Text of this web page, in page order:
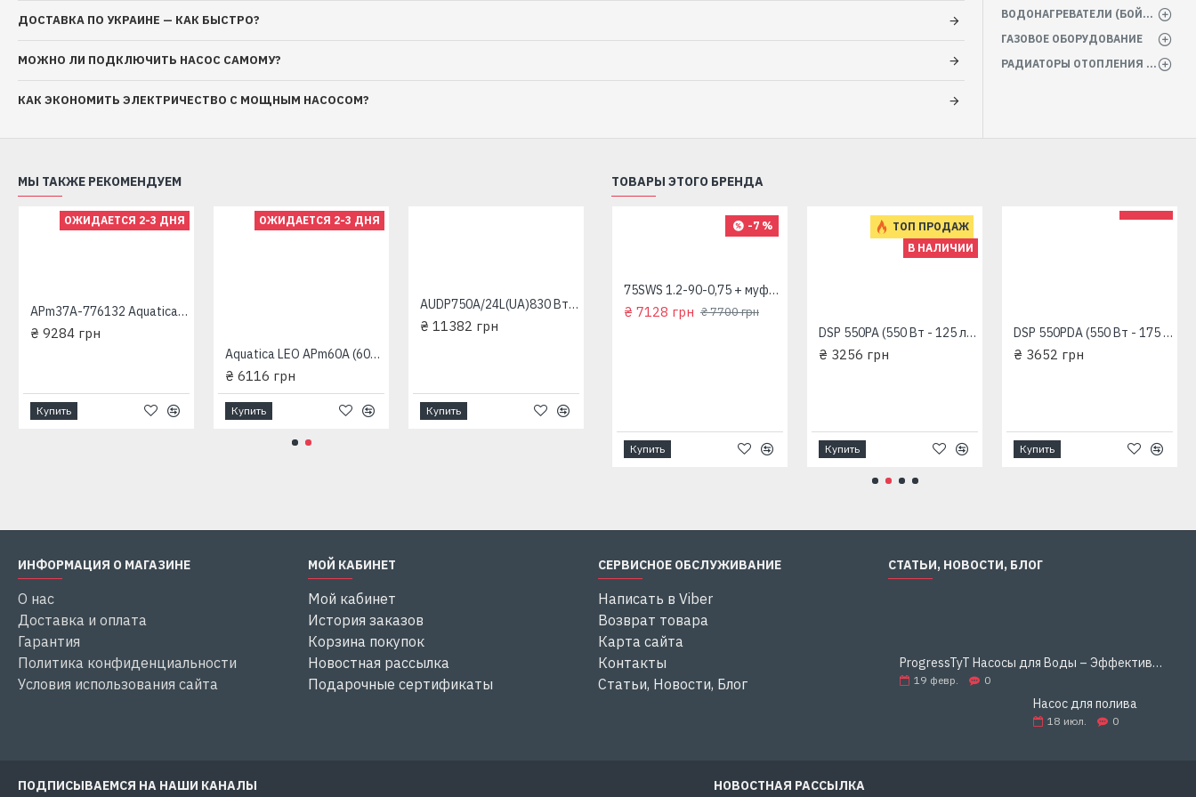
ДОСТАВКА ПО УКРАИНЕ — КАК БЫСТРО?
МОЖНО ЛИ ПОДКЛЮЧИТЬ НАСОС САМОМУ?
КАК ЭКОНОМИТЬ ЭЛЕКТРИЧЕСТВО С МОЩНЫМ НАСОСОМ?
ВОДОНАГРЕВАТЕЛИ (БОЙЛЕРА)
ГАЗОВОЕ ОБОРУДОВАНИЕ
РАДИАТОРЫ ОТОПЛЕНИЯ БАТАРЕИ
МЫ ТАКЖЕ РЕКОМЕНДУЕМ
ОЖИДАЕТСЯ 2-3 ДНЯ
APm37A-776132 Aquatica Станция водоснабжения вихревая
₴ 9284 грн
Купить
ОЖИДАЕТСЯ 2-3 ДНЯ
Aquatica LEO APm60A (600 Вт - 50 л/мин - напор: 60 м - медь) (775133/24) Станция водоснабжения вихревая
₴ 6116 грн
Купить
AUDP750A/24L(UA)830 Вт 35 л/мин напор 65 м "Насосы+Оборудование"
₴ 11382 грн
Купить
ТОВАРЫ ЭТОГО БРЕНДА
₴ 4724 грн ₴ 5839 грн
-7 %
75SWS 1.2-90-0,75 + муфта "Насосы плюс Оборудование"
₴ 7128 грн ₴ 7700 грн
Купить
ТОП ПРОДАЖ
В НАЛИЧИИ
DSP 550PA (550 Вт - 125 л/мин - напор 7,5 м - медь) "Насосы+Оборудование" Дренажный насос
₴ 3256 грн
Купить
DSP 550PDA (550 Вт - 175 л/мин - напор: 7 м - медь) "Насосы+Оборудование" Дренажный насос
₴ 3652 грн
Купить
ИНФОРМАЦИЯ О МАГАЗИНЕ
О нас
Доставка и оплата
Гарантия
Политика конфиденциальности
Условия использования сайта
МОЙ КАБИНЕТ
Мой кабинет
История заказов
Корзина покупок
Новостная рассылка
Подарочные сертификаты
СЕРВИСНОЕ ОБСЛУЖИВАНИЕ
Написать в Viber
Возврат товара
Карта сайта
Контакты
Статьи, Новости, Блог
СТАТЬИ, НОВОСТИ, БЛОГ
ProgressTyT Насосы для Воды – Эффективное и Надёжное Решение для Дома и Бизнеса
19 февр. 0
Насос для полива
18 июл. 0
ПОДПИСЫВАЕМСЯ НА НАШИ КАНАЛЫ НОВОСТНАЯ РАССЫЛКА